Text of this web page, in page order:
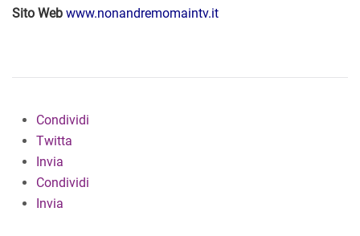
Sito Web www.nonandremomaintv.it
Condividi
Twitta
Invia
Condividi
Invia